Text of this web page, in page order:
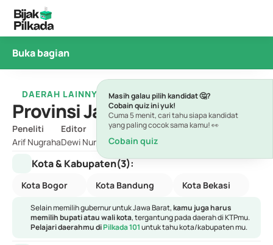
DAERAH LAINNYA
Provinsi Jawa Barat
Peneliti
Arif Nugraha
Editor
Dewi Nurita
Kota & Kabupaten(3):
Kota Bogor Kota Bandung Kota Bekasi
Selain memilih gubernur untuk Jawa Barat, kamu juga harus
memilih bupati atau wali kota
Pelajari daerahmu di Pilkada 101untuk tahu kota/kabupaten mu.
Buka bagian
Masih galau pilih kandidat 🤔?
Cobain quiz ini yuk!
Cuma 5 menit, cari tahu siapa kandidat
yang paling cocok sama kamu! 👀
Cobain quiz